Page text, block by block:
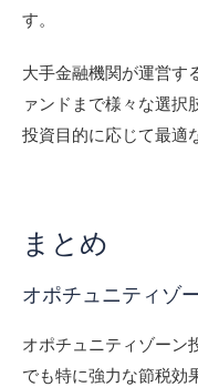
す。
大手金融機関が運営す
ァンドまで様々な選択
投資目的に応じて最適
まとめ
オポチュニティゾ
オポチュニティゾーン
でも特に強力な節税効